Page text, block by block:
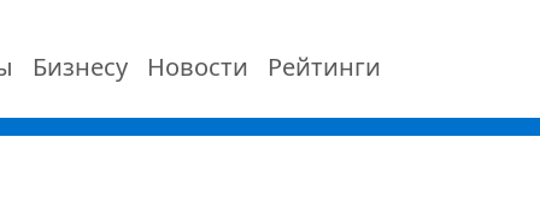
Бизнесу Новости Рейтинги